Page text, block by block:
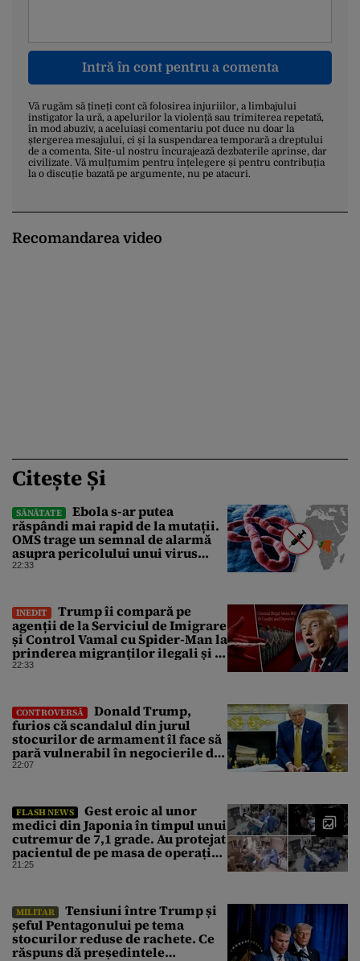
Intră în cont pentru a comenta
Vă rugăm să țineți cont că folosirea injuriilor, a limbajului
instigator la ură, a apelurilor la violență sau trimiterea repetată,
în mod abuziv, a aceluiași comentariu pot duce nu doar la
ștergerea mesajului, ci și la suspendarea temporară a dreptului
de a comenta. Site-ul nostru încurajează dezbaterile aprinse, dar
civilizate. Vă mulțumim pentru înțelegere și pentru contribuția
la o discuție bazată pe argumente, nu pe atacuri.
Recomandarea video
Citește Și
SĂNĂTATE
Ebola s-ar putea
răspândi mai rapid de la mutații.
OMS trage un semnal de alarmă
asupra pericolului unui virus
pentru care nu există vaccin
22:33
INEDIT
Trump îi compară pe
agenții de la Serviciul de Imigrare
și Control Vamal cu Spider-Man la
prinderea migranților ilegali și a
infractorilor
22:33
CONTROVERSĂ
Donald Trump,
furios că scandalul din jurul
stocurilor de armament îl face să
pară vulnerabil în negocierile de
pace cu Iranul
22:07
FLASH NEWS
Gest eroic al unor
medici din Japonia în timpul unui
cutremur de 7,1 grade. Au protejat
pacientul de pe masa de operație
cu propriile corpuri
21:25
MILITAR
Tensiuni între Trump și
șeful Pentagonului pe tema
stocurilor reduse de rachete. Ce
răspuns dă președintele